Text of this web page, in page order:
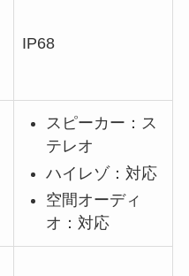
IP68
スピーカー：ス
テレオ
ハイレゾ：対応
空間オーディ
オ：対応